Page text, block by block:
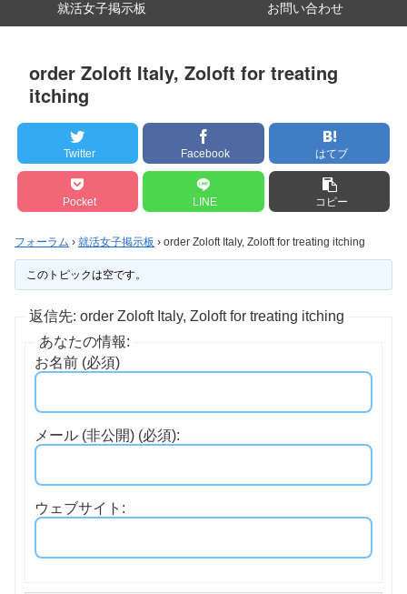
就活女子掲示板 お問い合わせ
order Zoloft Italy, Zoloft for treating
itching
Twitter Facebook はてブ
Pocket LINE コピー
フォーラム › 就活女子掲示板 › order Zoloft Italy, Zoloft for treating itching
このトピックは空です。
返信先: order Zoloft Italy, Zoloft for treating itching
あなたの情報:
お名前 (必須)
メール (非公開) (必須):
ウェブサイト: